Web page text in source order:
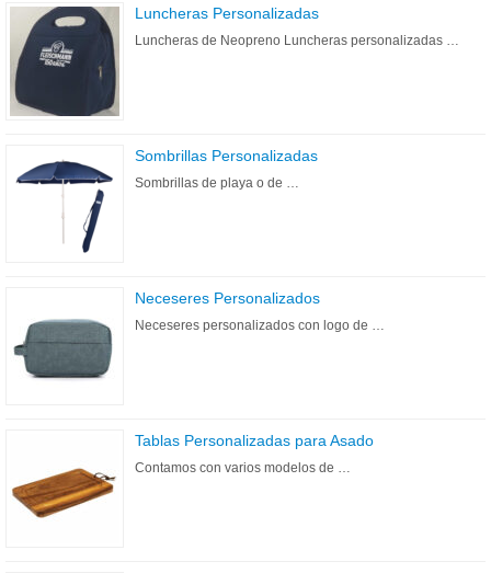
Luncheras Personalizadas
Luncheras de Neopreno Luncheras personalizadas …
Sombrillas Personalizadas
Sombrillas de playa o de …
Neceseres Personalizados
Neceseres personalizados con logo de …
Tablas Personalizadas para Asado
Contamos con varios modelos de …